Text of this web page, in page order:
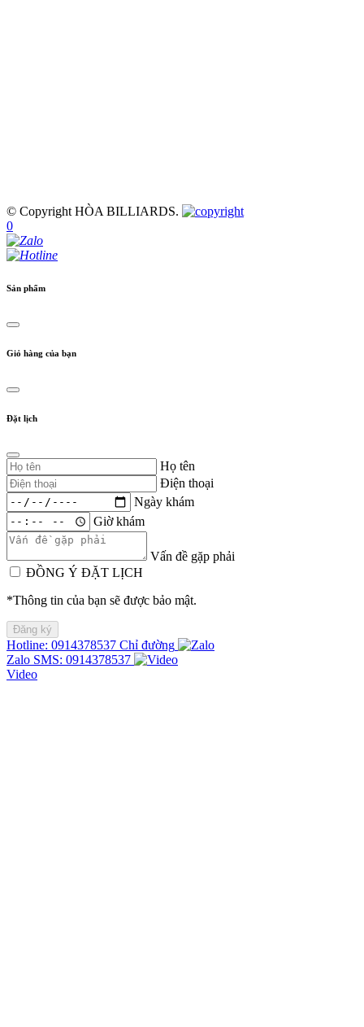
© Copyright HÒA BILLIARDS.
0
Sản phẩm
Giỏ hàng của bạn
Đặt lịch
Họ tên
Điện thoại
Ngày khám
Giờ khám
Vấn đề gặp phải
ĐỒNG Ý ĐẶT LỊCH
*Thông tin của bạn sẽ được bảo mật.
Hotline: 0914378537 Chỉ đường
Zalo SMS: 0914378537
Video